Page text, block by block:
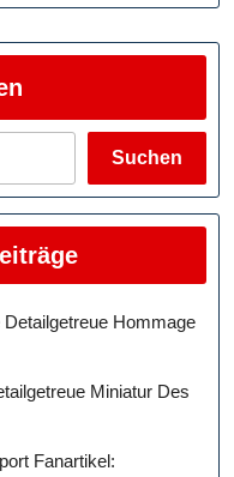
Suchen
Hommage
Miniatur Des
Fanartikel: